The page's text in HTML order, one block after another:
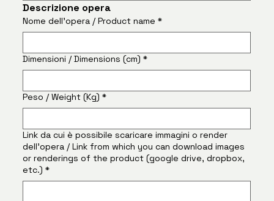
Descrizione opera
Nome dell'opera / Product name *
Dimensioni / Dimensions (cm) *
Peso / Weight (Kg) *
Link da cui è possibile scaricare immagini o render
dell'opera / Link from which you can download images
or renderings of the product (google drive, dropbox,
etc.) *